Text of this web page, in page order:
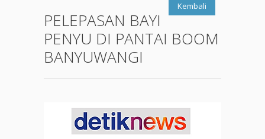
Kembali
PELEPASAN BAYI
PENYU DI PANTAI BOOM
BANYUWANGI